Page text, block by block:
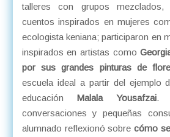
talleres con grupos mezclados,
cuentos inspirados en mujeres
ecologista keniana; participaron en
inspirados en artistas como
por sus grandes pinturas de
escuela ideal a partir del ejemplo
educación Malala Yousafzai.
conversaciones y pequeñas
alumnado reflexionó sobrecómo